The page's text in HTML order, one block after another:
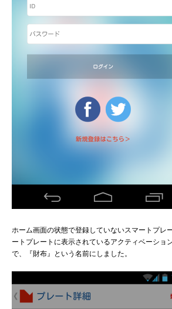
ホーム画面の状態で登録していないスマートプレ
ートプレートに表示されているアクティベーシ
で、『財布』という名前にしました。